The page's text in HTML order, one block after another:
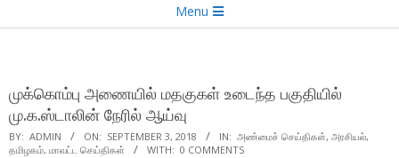
Menu
முக்கொம்பு அணையில் மதகுகள் உடைந்த பகுதியில்
மு.க.ஸ்டாலின் நேரில் ஆய்வு
BY: ADMIN ON: SEPTEMBER 3, 2018 IN: அண்மைச் செய்திகள், அரசியல்,
தமிழகம், மாவட்ட செய்திகள் WITH: 0 COMMENTS